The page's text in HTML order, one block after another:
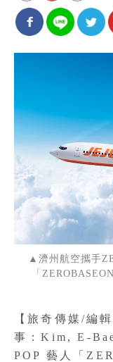
▲濟州航空攜手
「
【旅奇傳媒/編
事：Kim, E-
POP 藝人「